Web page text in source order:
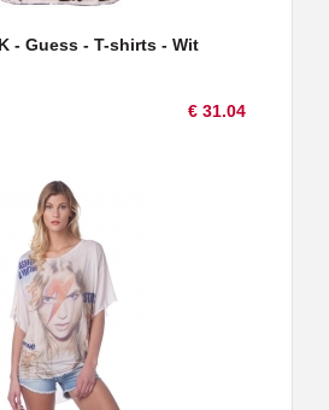
- Guess - T-shirts - Wit
€ 31.04